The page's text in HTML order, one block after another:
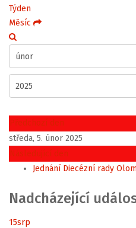
Týden
Měsíc
Předchozí den
středa, 5. únor 2025
Následující den
Jednání Diecézní rady
Nadcházející
15srp